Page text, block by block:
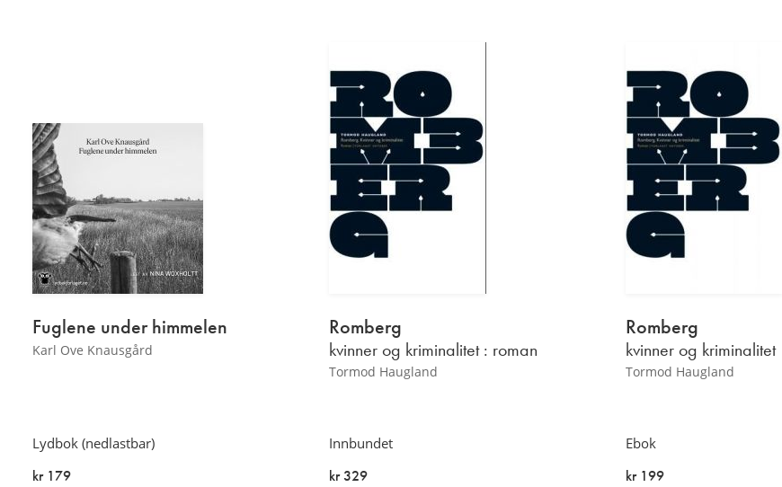
Karl Ove Knausgård
Fuglene under himmelen
Lydbok (nedlastbar)
kr 179
Tormod Haugland
Romberg
kvinner og kriminalitet : roman
Innbundet
kr 329
Tormod Haugland
Romberg
kvinner og kriminalitet
Ebok
kr 199